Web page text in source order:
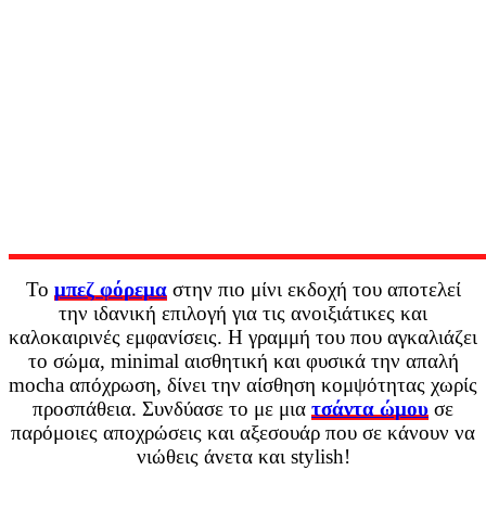
Το μπεζ φόρεμαστην πιο μίνι εκδοχή του αποτελεί
την ιδανική επιλογή για τις ανοιξιάτικες και
καλοκαιρινές εμφανίσεις. Η γραμμή του που αγκαλιάζει
το σώμα, minimal αισθητική και φυσικά την απαλή
mocha απόχρωση, δίνει την αίσθηση κομψότητας χωρίς
προσπάθεια. Συνδύασε το με μια τσάντα ώμου σε
παρόμοιες αποχρώσεις και αξεσουάρ που σε κάνουν να
νιώθεις άνετα και stylish!